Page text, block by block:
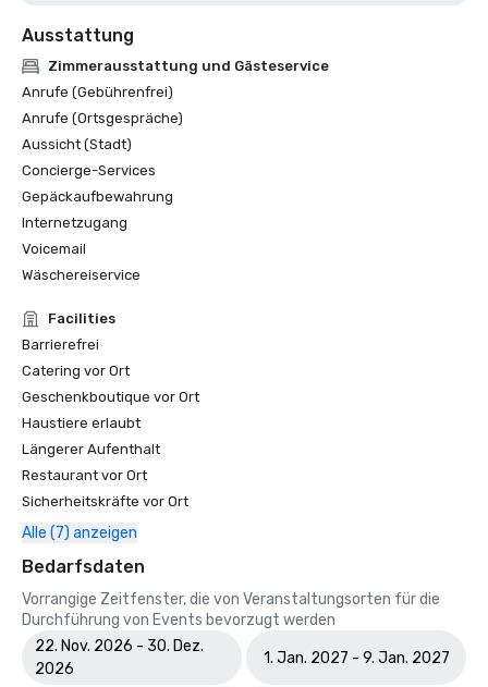
Ausstattung
Zimmerausstattung und Gästeservice
Anrufe (Gebührenfrei)
Anrufe (Ortsgespräche)
Aussicht (Stadt)
Concierge-Services
Gepäckaufbewahrung
Internetzugang
Voicemail
Wäschereiservice
Facilities
Barrierefrei
Catering vor Ort
Geschenkboutique vor Ort
Haustiere erlaubt
Längerer Aufenthalt
Restaurant vor Ort
Sicherheitskräfte vor Ort
Alle (7) anzeigen
Bedarfsdaten
Vorrangige Zeitfenster, die von Veranstaltungsorten für die
Durchführung von Events bevorzugt werden
22. Nov. 2026 - 30. Dez.
2026
1. Jan. 2027 - 9. Jan. 2027